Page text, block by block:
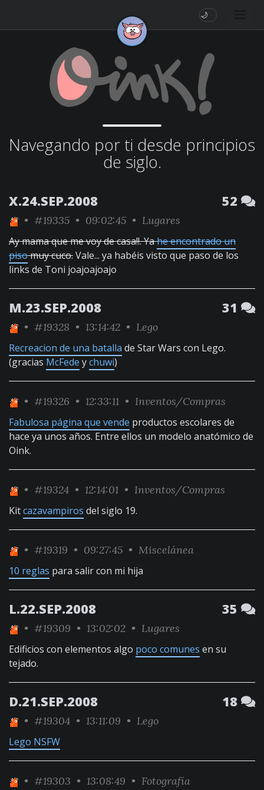
🌙
Navegando por ti desde principios
de siglo.
X.24.SEP.2008 52
• #19335 • 09:02:45 • Lugares
Ay mama que me voy de casa!!. Yahe encontrado un
pisomuy cuco.Vale... ya habéis visto que paso de los
links de Toni joajoajoajo
M.23.SEP.2008 31
• #19328 • 13:14:42 • Lego
Recreacion de una batalla de Star Wars con Lego.
(gracias McFede ychuwi)
• #19326 • 12:33:11 • Inventos/Compras
Fabulosa página que vende productos escolares de
hace ya unos años. Entre ellos un modelo anatómico de
Oink.
• #19324 • 12:14:01 • Inventos/Compras
Kitcazavampiros del siglo 19.
• #19319 • 09:27:45 • Miscelánea
10 reglas para salir con mi hija
L.22.SEP.2008 35
• #19309 • 13:02:02 • Lugares
Edificios con elementos algo poco comunes en su
tejado.
D.21.SEP.2008 18
• #19304 • 13:11:09 • Lego
Lego NSFW
• #19303 • 13:08:49 • Fotografía